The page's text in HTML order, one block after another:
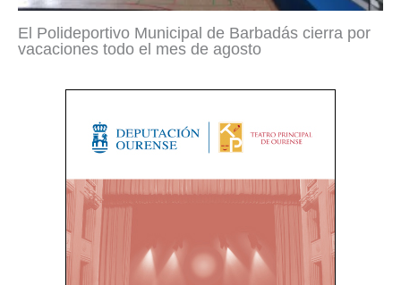
El Polideportivo Municipal de Barbadás cierra por
vacaciones todo el mes de agosto